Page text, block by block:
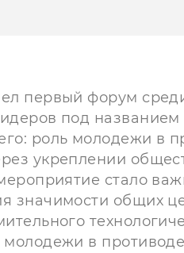
первый форум
под
роль молодежи в
укреплении
стало
значимости общих
молодежи в